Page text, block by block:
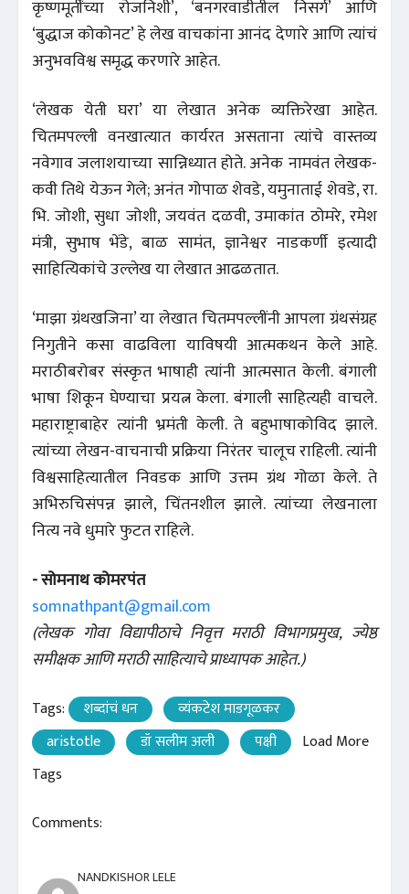
कृष्णमूर्तींच्या रोजनिशी’, ‘बनगरवाडीतील निसर्ग’ आणि
‘बुद्धाज कोकोनट’ हे लेख वाचकांना आनंद देणारे आणि त्यांचं
अनुभवविश्व समृद्ध करणारे आहेत.
‘लेखक येती घरा’ या लेखात अनेक व्यक्तिरेखा आहेत.
चितमपल्ली वनखात्यात कार्यरत असताना त्यांचे वास्तव्य
नवेगाव जलाशयाच्या सान्निध्यात होते. अनेक नामवंत लेखक-
कवी तिथे येऊन गेले; अनंत गोपाळ शेवडे, यमुनाताई शेवडे, रा.
भि. जोशी, सुधा जोशी, जयवंत दळवी, उमाकांत ठोमरे, रमेश
मंत्री, सुभाष भेंडे, बाळ सामंत, ज्ञानेश्वर नाडकर्णी इत्यादी
साहित्यिकांचे उल्लेख या लेखात आढळतात.
‘माझा ग्रंथखजिना’ या लेखात चितमपल्लींनी आपला ग्रंथसंग्रह
निगुतीने कसा वाढविला याविषयी आत्मकथन केले आहे.
मराठीबरोबर संस्कृत भाषाही त्यांनी आत्मसात केली. बंगाली
भाषा शिकून घेण्याचा प्रयत्न केला. बंगाली साहित्यही वाचले.
महाराष्ट्राबाहेर त्यांनी भ्रमंती केली. ते बहुभाषाकोविद झाले.
त्यांच्या लेखन-वाचनाची प्रक्रिया निरंतर चालूच राहिली. त्यांनी
विश्वसाहित्यातील निवडक आणि उत्तम ग्रंथ गोळा केले. ते
अभिरुचिसंपन्न झाले, चिंतनशील झाले. त्यांच्या लेखनाला
नित्य नवे धुमारे फुटत राहिले.
- सोमनाथ कोमरपंत
somnathpant@gmail.com
(लेखक गोवा विद्यापीठाचे निवृत्त मराठी विभागप्रमुख, ज्येष्ठ
समीक्षक आणि मराठी साहित्याचे प्राध्यापक आहेत.)
Tags: शब्दांचं धन
व्यंकटेश माडगूळकर
aristotle
डॉ सलीम अली पक्षी
Load More
Tags
Comments:
NANDKISHOR LELE